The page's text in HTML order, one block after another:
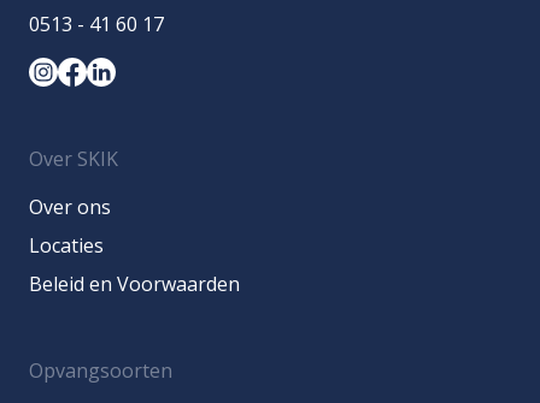
0513 - 41 60 17
Over SKIK
Over ons
Locaties
Beleid en Voorwaarden
Opvangsoorten